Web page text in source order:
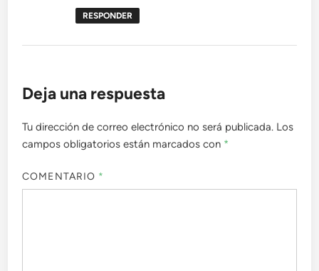
RESPONDER
Deja una respuesta
Tu dirección de correo electrónico no será publicada. Los
campos obligatorios están marcados con *
COMENTARIO *